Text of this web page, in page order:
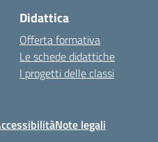
Didattica
Offerta formativa
Le schede didattiche
I progetti delle classi
Note legali